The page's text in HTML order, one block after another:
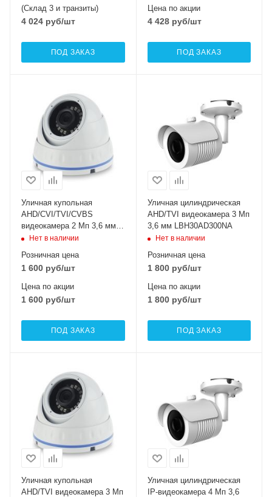
(Склад 3 и транзиты)
4 024 руб/шт
ПОД ЗАКАЗ
Цена по акции
4 428руб/шт
ПОД ЗАКАЗ
Уличная купольная
AHD/CVI/TVI/CVBS
видеокамера 2 Мп 3,6 мм
LIRDNHTC200F
Нет в наличии
Розничная цена
1 600 руб/шт
Цена по акции
1 600 руб/шт
ПОД ЗАКАЗ
Уличная цилиндрическая
AHD/TVI видеокамера 3 Мп
3,6 мм LBH30AD300NA
Нет в наличии
Розничная цена
1 800руб/шт
Цена по акции
1 800руб/шт
ПОД ЗАКАЗ
Уличная купольная
AHD/TVI видеокамера 3 Мп
Уличная цилиндрическая
IP-видеокамера 4 Мп 3,6